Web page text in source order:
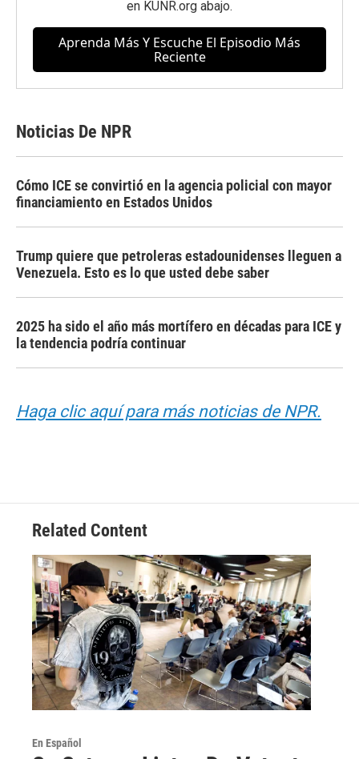
en KUNR.org abajo.
Aprenda Más Y Escuche El Episodio Más
Reciente
Noticias De NPR
Cómo ICE se convirtió en la agencia policial con mayor
financiamiento en Estados Unidos
Trump quiere que petroleras estadounidenses lleguen a
Venezuela. Esto es lo que usted debe saber
2025 ha sido el año más mortífero en décadas para ICE y
la tendencia podría continuar
Haga clic aquí para más noticias de NPR.
Related Content
En Español